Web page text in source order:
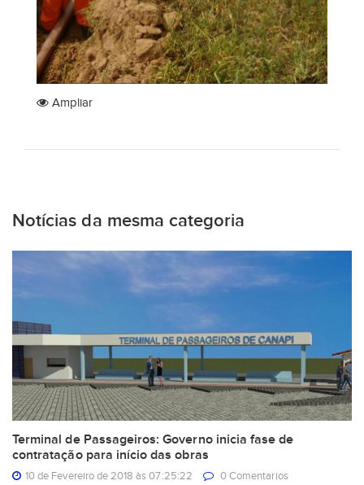
Ampliar
Notícias da mesma categoria
Terminal de Passageiros: Governo inicia fase de
contratação para início das obras
10 de Fevereiro de 2018 às 07:25:22 0 Comentarios